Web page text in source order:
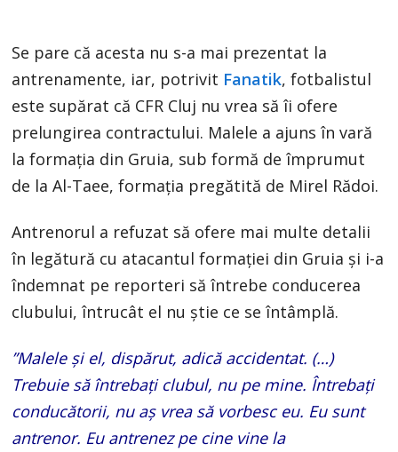
Se pare că acesta nu s-a mai prezentat la
antrenamente, iar, potrivit Fanatik, fotbalistul
este supărat că CFR Cluj nu vrea să îi ofere
prelungirea contractului. Malele a ajuns în vară
la formația din Gruia, sub formă de împrumut
de la Al-Taee, formația pregătită de Mirel Rădoi.
Antrenorul a refuzat să ofere mai multe detalii
în legătură cu atacantul formației din Gruia și i-a
îndemnat pe reporteri să întrebe conducerea
clubului, întrucât el nu știe ce se întâmplă.
”Malele și el, dispărut, adică accidentat. (…)
Trebuie să întrebați clubul, nu pe mine. Întrebați
conducătorii, nu aș vrea să vorbesc eu. Eu sunt
antrenor. Eu antrenez pe cine vine la